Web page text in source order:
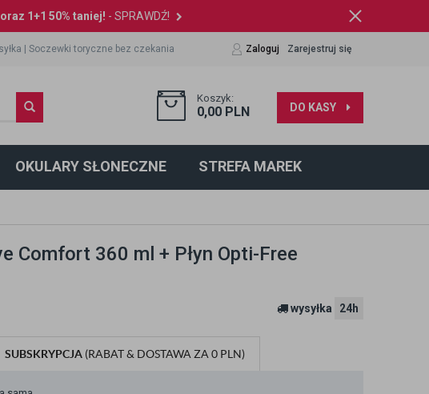
1+1 50% taniej! - SPRAWDŹ!
|Soczewki toryczne bez czekania Zaloguj Zarejestruj się
Koszyk:
0,00 PLN DO KASY
OKULARY SŁONECZNE STREFA MAREK
Comfort 360 ml + Płyn Opti-Free
wysyłka 24h
SUBSKRYPCJA (RABAT & DOSTAWA ZA 0 PLN)